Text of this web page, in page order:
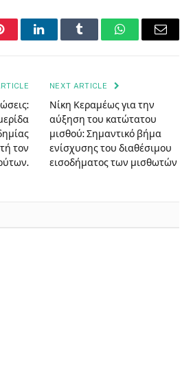
LinkedInTumblr WhatsAppEmail
τον
NEXT ARTICLE
Νίκη Κεραμέως για την
αύξηση του κατώτατου
μισθού: Σημαντικό βήμα
ενίσχυσης του διαθέσιμου
εισοδήματος των μισθωτών